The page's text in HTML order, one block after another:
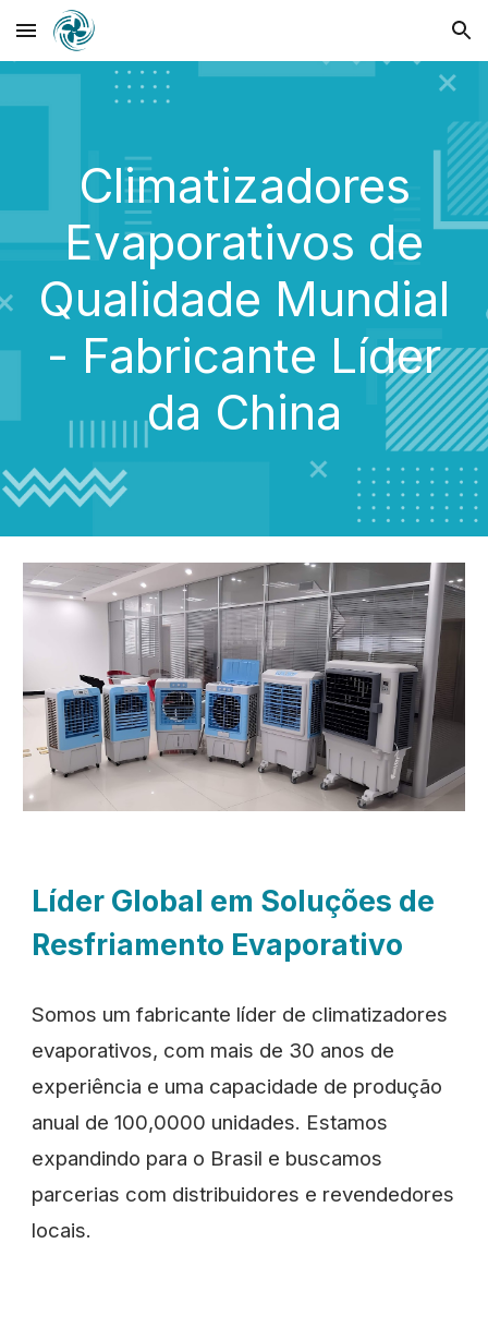
Skip to main content Skip to navigation
Climatizadores
Evaporativos de
Qualidade Mundial
- Fabricante Líder
da China
Líder Global em Soluções de
Resfriamento Evaporativo
Somos um fabricante líder de climatizadores
evaporativos, com mais de 30 anos de
experiência e uma capacidade de produção
anual de 100,0000 unidades. Estamos
expandindo para o Brasil e buscamos
parcerias com distribuidores e revendedores
locais.